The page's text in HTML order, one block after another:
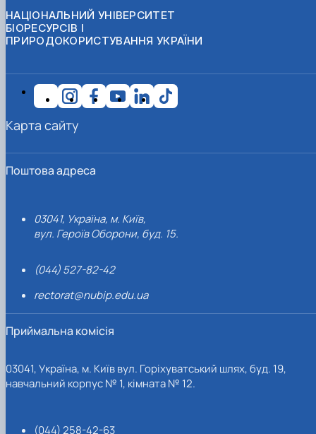
НАЦІОНАЛЬНИЙ УНІВЕРСИТЕТ
БІОРЕСУРСІВ І
ПРИРОДОКОРИСТУВАННЯ УКРАЇНИ
Поштова адреса
03041, Україна, м. Київ,
вул. Героїв Оборони, буд. 15.
(044) 527-82-42
rectorat@nubip.edu.ua
Приймальна комісія
03041, Україна, м. Київ вул. Горіхуватський шлях, буд. 19,
навчальний корпус № 1, кімната № 12.
(044) 258-42-63
Карта сайту